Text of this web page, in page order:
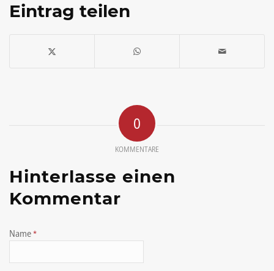
Eintrag teilen
0
KOMMENTARE
Hinterlasse einen
Kommentar
Name*